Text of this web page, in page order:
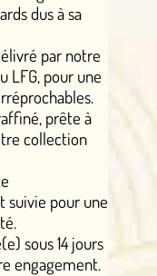
dus à sa
par notre
LFG, pour une
prête à
collection
suivie pour une
sous 14 jours
engagement.